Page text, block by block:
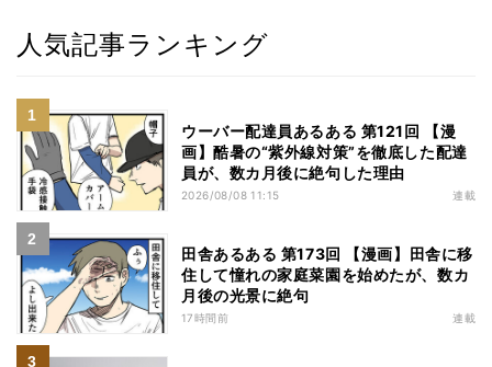
人気記事ランキング
ウーバー配達員あるある 第121回 【漫
画】酷暑の“紫外線対策”を徹底した配達
員が、数カ月後に絶句した理由
2026/08/08 11:15 連載
田舎あるある 第173回 【漫画】田舎に移
住して憧れの家庭菜園を始めたが、数カ
月後の光景に絶句
17時間前 連載